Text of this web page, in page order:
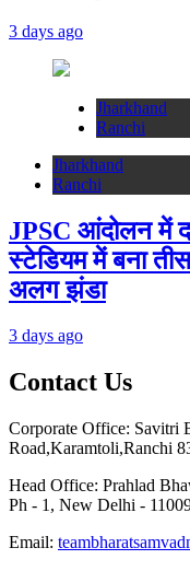
3 days ago
Jharkhand
Ranchi
Jharkhand
Ranchi
JPSC आंदोलन में
स्टेडियम में बना
अलग झंडा
3 days ago
Contact Us
Corporate Office: Savitri
Road,Karamtoli,Ranchi
Head Office: Prahlad
Ph - 1, New Delhi -
Email: